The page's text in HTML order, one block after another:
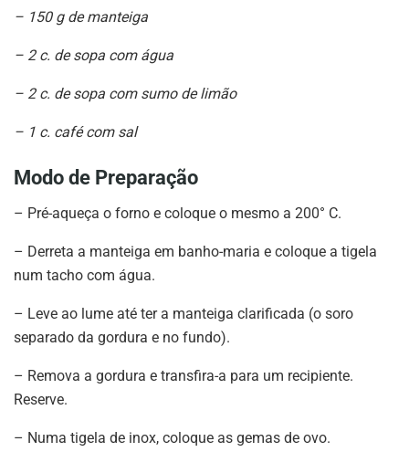
– 150 g de manteiga
– 2 c. de sopa com água
– 2 c. de sopa com sumo de limão
– 1 c. café com sal
Modo de Preparação
– Pré-aqueça o forno e coloque o mesmo a 200° C.
– Derreta a manteiga em banho-maria e coloque a tigela
num tacho com água.
– Leve ao lume até ter a manteiga clarificada (o soro
separado da gordura e no fundo).
– Remova a gordura e transfira-a para um recipiente.
Reserve.
– Numa tigela de inox, coloque as gemas de ovo.